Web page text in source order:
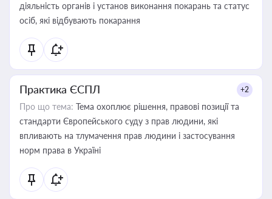
діяльність органів і установ виконання покарань та статус
осіб, які відбувають покарання
Практика ЄСПЛ +2
Про що тема: Тема охоплює рішення, правові позиції та
стандарти Європейського суду з прав людини, які
впливають на тлумачення прав людини і застосування
норм права в Україні